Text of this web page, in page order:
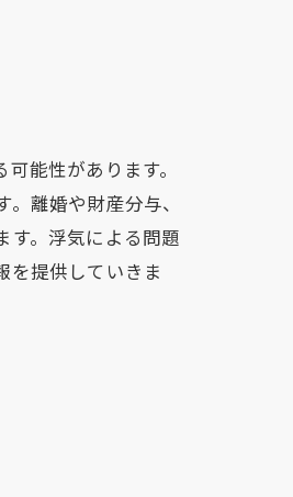
能性があります。
離婚や財産分与、
す。浮気による問題
を提供していきま